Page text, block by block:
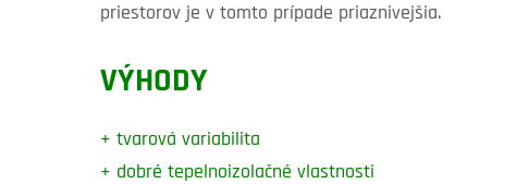
priestorov je v tomto prípade priaznivejšia.
VÝHODY
+ tvarová variabilita
+ dobré tepelnoizolačné vlastnosti